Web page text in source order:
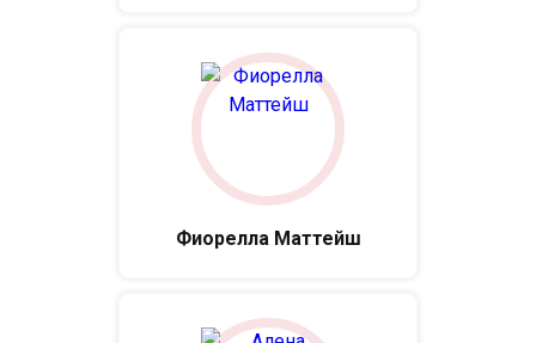
Фиорелла Маттейш